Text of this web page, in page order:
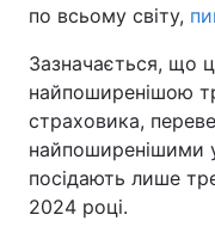
Екологія
Лонгріди
Відео з Youtube
Інтерв'ю
по всьому світу,
Зазначається, що
найпоширенішою
страховика,
найпоширенішими
посідають лише
2024 році.